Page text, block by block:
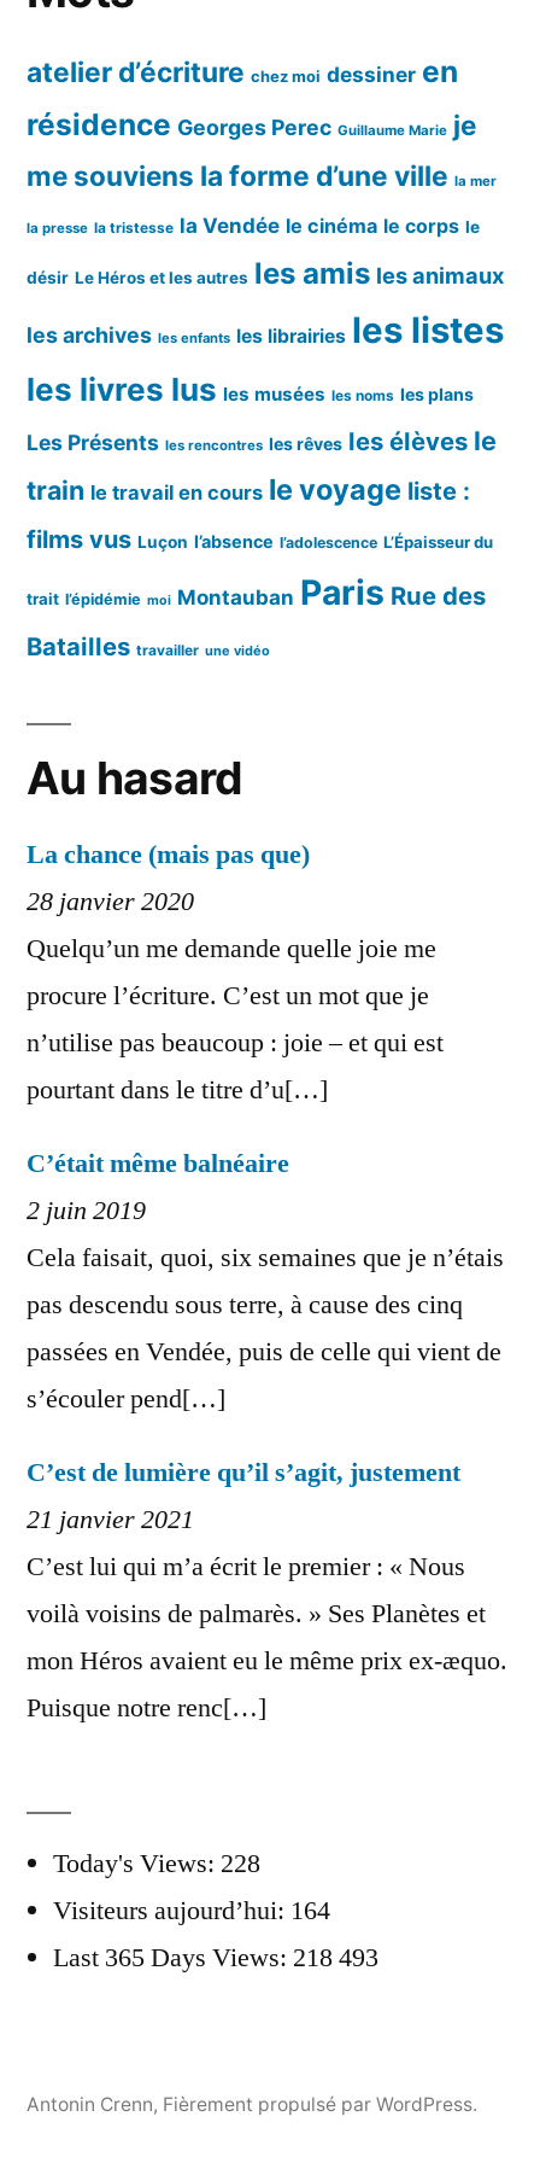
atelier d’écriture chez moi dessiner en
résidence Georges Perec Guillaume Marie je
me souviens la forme d’une ville la mer
la presse la tristesse la Vendée le cinéma le corps le
désir Le Héros et les autres les amis les animaux
les archives les enfants les librairies les listes
les livres lus les musées les noms les plans
Les Présents les rencontres les rêves les élèves le
train le travail en cours le voyage liste :
films vus Luçon l’absence l’adolescence L’Épaisseur du
trait l’épidémie moi Montauban Paris Rue des
Batailles travailler une vidéo
Au hasard
La chance (mais pas que)
28 janvier 2020
Quelqu’un me demande quelle joie me
procure l’écriture. C’est un mot que je
n’utilise pas beaucoup : joie – et qui est
pourtant dans le titre d’u[…]
C’était même balnéaire
2 juin 2019
Cela faisait, quoi, six semaines que je n’étais
pas descendu sous terre, à cause des cinq
passées en Vendée, puis de celle qui vient de
s’écouler pend[…]
C’est de lumière qu’il s’agit, justement
21 janvier 2021
C’est lui qui m’a écrit le premier : « Nous
voilà voisins de palmarès. » Ses Planètes et
mon Héros avaient eu le même prix ex-æquo.
Puisque notre renc[…]
Today's Views: 228
Visiteurs aujourd’hui: 164
Last 365 Days Views: 218 493
Antonin Crenn, Fièrement propulsé par WordPress.